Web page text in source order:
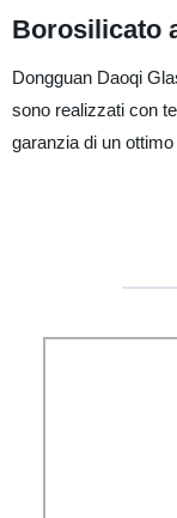
Borosilicato
Dongguan Daoqi
sono realizzati con
garanzia di un